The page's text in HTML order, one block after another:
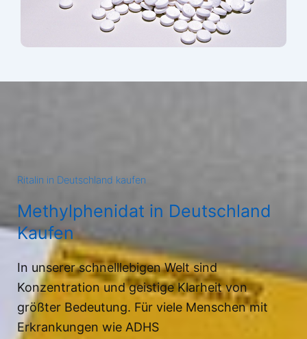
Ritalin in Deutschland kaufen
Methylphenidat in Deutschland
Kaufen
In unserer schnelllebigen Welt sind
Konzentration und geistige Klarheit von
größter Bedeutung. Für viele Menschen mit
Erkrankungen wie ADHS